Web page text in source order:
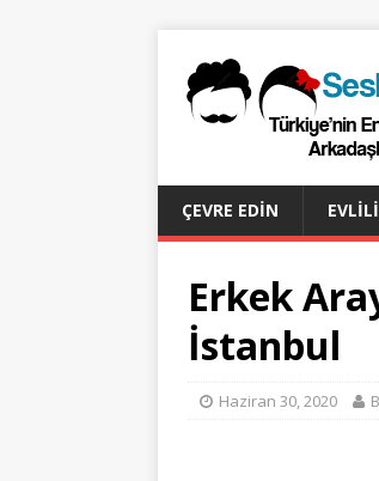
ÇEVRE EDIN
Erkek
İstanbul
Haziran 30, 2020